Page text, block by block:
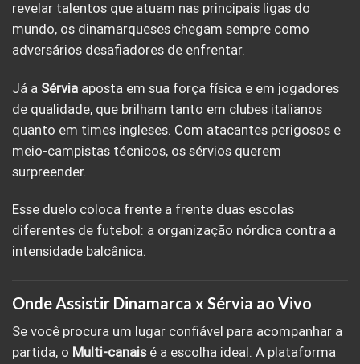
revelar talentos que atuam nas principais ligas do
mundo, os dinamarqueses chegam sempre como
adversários desafiadores de enfrentar.
Já a Sérvia aposta em sua força física e em jogadores
de qualidade, que brilham tanto em clubes italianos
quanto em times ingleses. Com atacantes perigosos e
meio-campistas técnicos, os sérvios querem
surpreender.
Esse duelo coloca frente a frente duas escolas
diferentes de futebol: a organização nórdica contra a
intensidade balcânica.
Onde Assistir Dinamarca x Sérvia ao Vivo
Se você procura um lugar confiável para acompanhar a
partida, o Multi-canaisé a escolha ideal. A plataforma